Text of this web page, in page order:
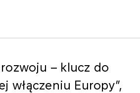
– klucz do
Europy”,